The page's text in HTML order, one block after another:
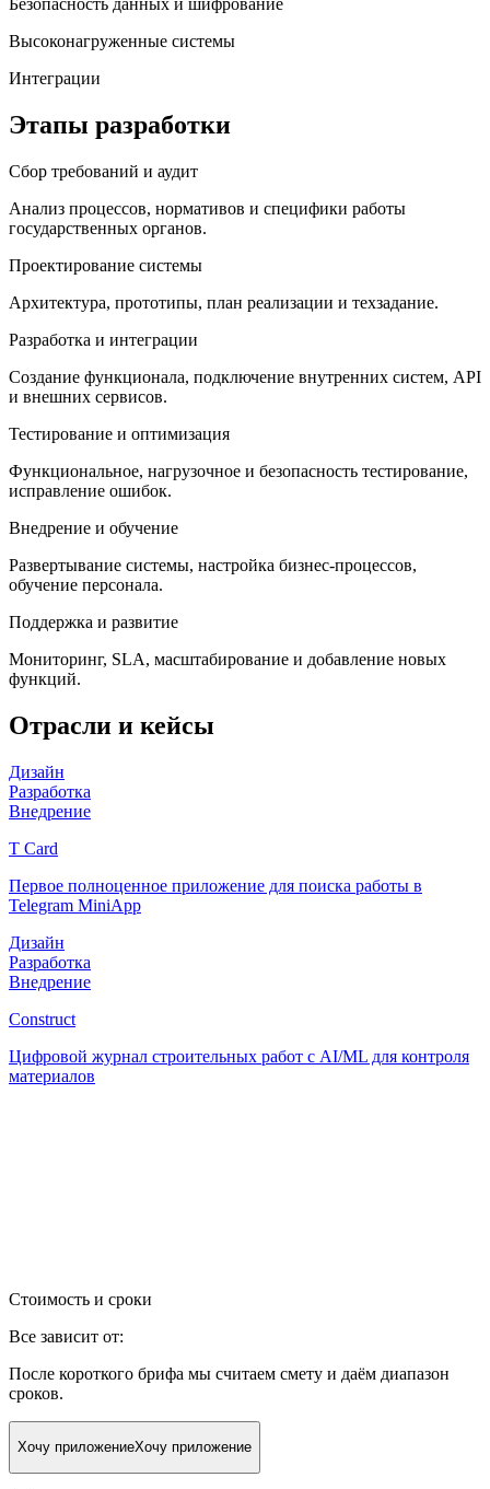
Безопасность данных и шифрование
Высоконагруженные системы
Интеграции
Этапы разработки
Сбор требований и аудит
Анализ процессов, нормативов и специфики работы
государственных органов.
Проектирование системы
Архитектура, прототипы, план реализации и техзадание.
Разработка и интеграции
Создание функционала, подключение внутренних систем, API
и внешних сервисов.
Тестирование и оптимизация
Функциональное, нагрузочное и безопасность тестирование,
исправление ошибок.
Внедрение и обучение
Развертывание системы, настройка бизнес-процессов,
обучение персонала.
Поддержка и развитие
Мониторинг, SLA, масштабирование и добавление новых
функций.
Отрасли и кейсы
Дизайн
Разработка
Внедрение
T Card
Первое полноценное приложение для поиска работы в
Telegram MiniApp
Дизайн
Разработка
Внедрение
Construct
Цифровой журнал строительных работ с AI/ML для контроля
материалов
Стоимость и сроки
Все зависит от:
После короткого брифа мы считаем смету и даём диапазон
сроков.
Хочу приложениеХочу приложение